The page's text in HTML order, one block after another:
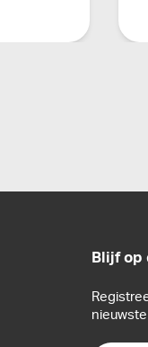
Blijf op